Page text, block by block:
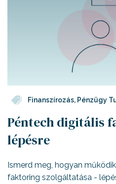
Finanszírozás, Pénzügy
Péntech digitális
lépésre
Ismerd meg, hogyan
faktoring szolgáltatása -